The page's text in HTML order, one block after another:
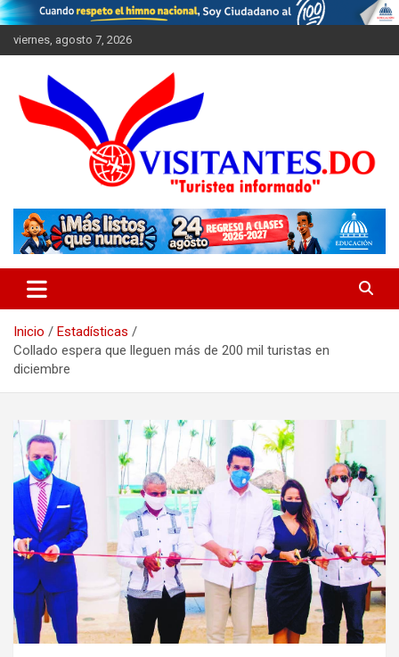
Saltar
al
contenido
viernes, agosto 7, 2026
Visitantes
Inicio
Estadísticas
Collado espera que lleguen más de 200 mil turistas en
diciembre